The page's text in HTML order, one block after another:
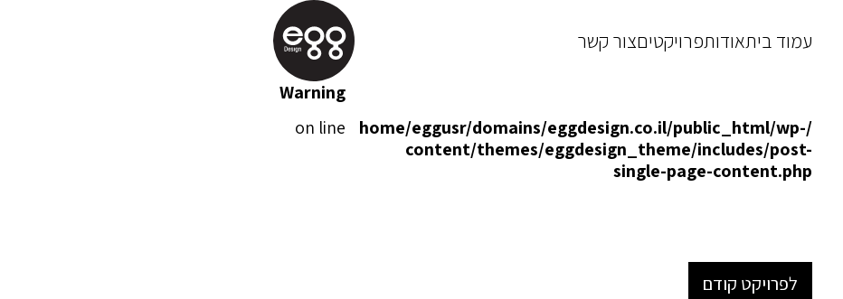
עמוד ביתאודותפרויקטיםצור קשר
Warning
/home/eggusr/domains/eggdesign.co.il/public_html/wp-
content/themes/eggdesign_theme/includes/post-
single-page-content.php
on line
לפרויקט קודם